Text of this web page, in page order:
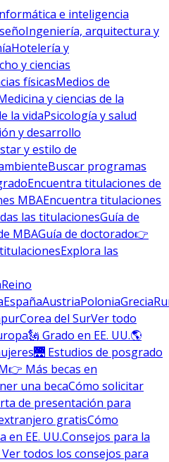
e inteligencia
Ingeniería, arquitectura y
Hotelería y
y ciencias
físicasMedios de
y ciencias de la
la vidaPsicología y salud
y desarrollo
y estilo de
Buscar programas
Encuentra titulaciones de
MBAEncuentra titulaciones
las titulacionesGuía de
MBAGuía de doctorado👉
Explora las
Reino
EspañaAustriaPoloniaGrecia
Corea del SurVer todo
🗽 Grado en EE. UU.🌎
🌉 Estudios de posgrado
👉 Más becas en
una becaCómo solicitar
de presentación para
gratisCómo
EE. UU.Consejos para la
todos los consejos para